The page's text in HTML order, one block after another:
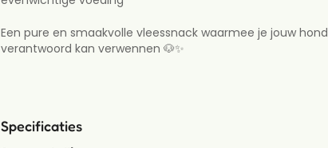
📦 Inhoud: 60 g
🐶 Geschikt voor honden van alle leeftijden en
formaten
🍽️ Aanvullende voeding – geef als onderdeel van een
hond verantwoord kan verwennen 🐶✨
Een pure en smaakvolle vleessnack waarmee je jouw hond
verantwoord kan verwennen 🐶✨
Specificaties